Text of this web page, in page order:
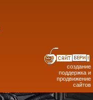
создание
поддержка и
продвижение
сайтов